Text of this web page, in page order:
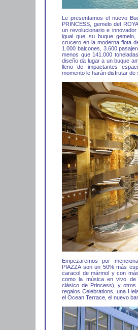
Le presentamos el nuevo
PRINCESS, gemelo del
un revolucionario e
igual que su buque
crucero en la moderna flota
1.000 balcones, 3.600
menos que 141.000
diseño da lugar a un buque
lleno de impactantes
momento le harán disfrutar de
Empezaremos por
PIAZZA son un 50% más
caracol de mármol y con
como la música en vivo de
clásico de Princess), y
regalos Celebrations, una
el Ocean Terrace, el nuevo